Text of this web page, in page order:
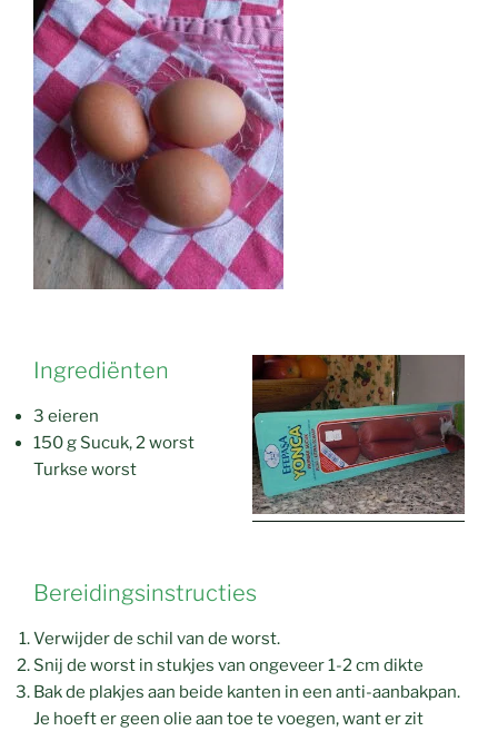
Ingrediënten
3 eieren
150 g Sucuk, 2 worst
Turkse worst
Bereidingsinstructies
Verwijder de schil van de worst.
Snij de worst in stukjes van ongeveer 1-2 cm dikte
Bak de plakjes aan beide kanten in een anti-aanbakpan.
Je hoeft er geen olie aan toe te voegen, want er zit